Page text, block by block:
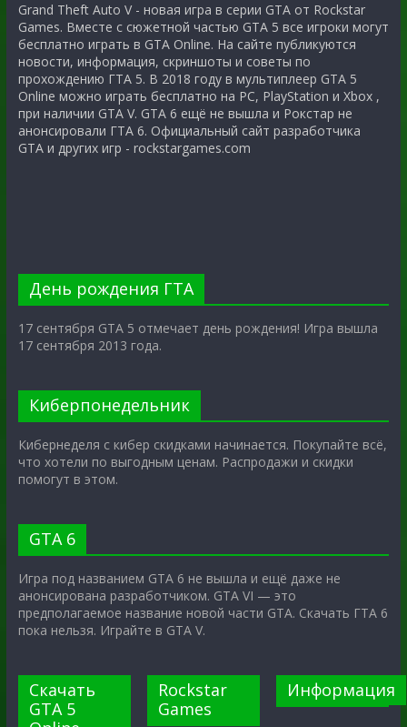
Grand Theft Auto V - новая игра в серии GTA от Rockstar
Games. Вместе с сюжетной частью GTA 5 все игроки могут
бесплатно играть в GTA Online. На сайте публикуются
новости, информация, скриншоты и советы по
прохождению ГТА 5. В 2018 году в мультиплеер GTA 5
Online можно играть бесплатно на PC, PlayStation и Xbox ,
при наличии GTA V. GTA 6 ещё не вышла и Рокстар не
анонсировали ГТА 6. Официальный сайт разработчика
GTA и других игр - rockstargames.com
День рождения ГТА
17 сентября GTA 5 отмечает день рождения! Игра вышла
17 сентября 2013 года.
Киберпонедельник
Кибернеделя с кибер скидками начинается. Покупайте всё,
что хотели по выгодным ценам. Распродажи и скидки
помогут в этом.
GTA 6
Игра под названием GTA 6 не вышла и ещё даже не
анонсирована разработчиком. GTA VI — это
предполагаемое название новой части GTA. Скачать ГТА 6
пока нельзя. Играйте в GTA V.
Скачать
GTA 5
Rockstar
Games
Информация